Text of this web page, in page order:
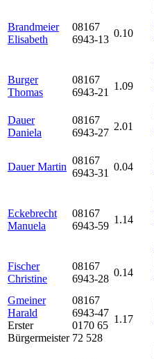
Brandmeier
Elisabeth
08167
6943-13
0.10
Burger
Thomas
08167
6943-21
1.09
Dauer
Daniela
08167
6943-27
2.01
Dauer Martin
08167
6943-31
0.04
Eckebrecht
Manuela
08167
6943-59
1.14
Fischer
Christine
08167
6943-28
0.14
Gmeiner
Harald
Erster
Bürgermeister
08167
6943-47
0170 65
72 528
1.17